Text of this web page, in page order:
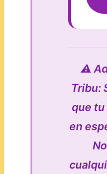
⚠️
Tribu:
que tu
en